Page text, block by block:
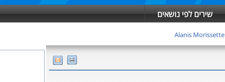
שירים לפי נושאים
Alanis Morissette